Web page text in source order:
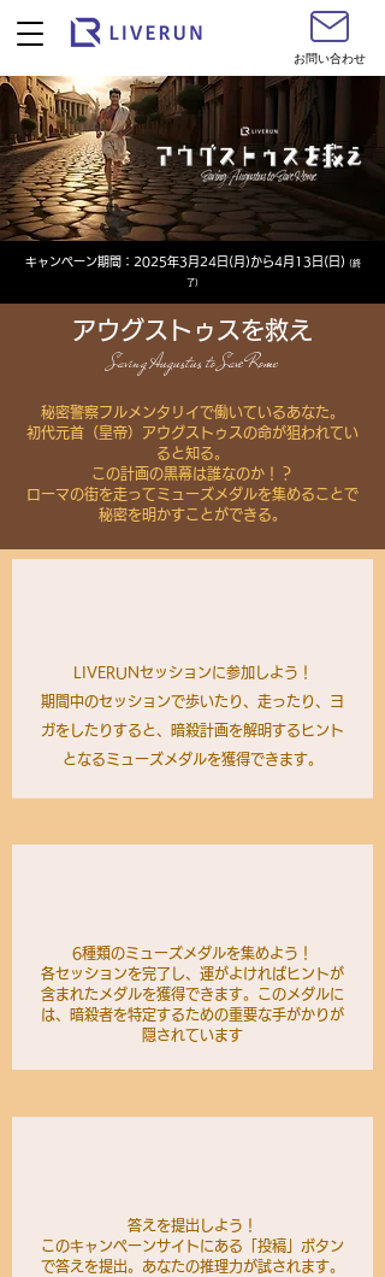
お問い合わせ
キャンペーン期間：2025年3月24日(月)から4月13日(日) (終
了)
アウグストゥスを救え
Saving Augustus to Save Rome
秘密警察フルメンタリイで働いているあなた。
初代元首（皇帝）アウグストゥスの命が狙われてい
ると知る。
この計画の黒幕は誰なのか！？
ローマの街を走ってミューズメダルを集めることで
秘密を明かすことができる。
LIVERUNセッションに参加しよう！
期間中のセッションで歩いたり、走ったり、ヨ
ガをしたりすると、暗殺計画を解明するヒント
となるミューズメダルを獲得できます。
6種類のミューズ メダルを集めよう！
各セッションを完了し、運がよければヒントが
含まれたメダルを獲得できます。このメダルに
は、暗殺者を特定するための重要な手がかりが
隠されています
答えを提出しよう！
このキャンペーンサイトにある「投稿」ボタン
で答えを提出。あなたの推理力が試されます。